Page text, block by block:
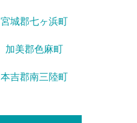
宮城郡七ヶ浜町
加美郡色麻町
本吉郡南三陸町